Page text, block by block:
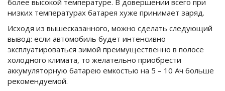
низких температурах батарея хуже принимает заряд.
Исходя из вышесказанного, можно сделать следующий
вывод: если автомобиль будет интенсивно
эксплуатироваться зимой преимущественно в полосе
холодного климата, то желательно приобрести
аккумуляторную батарею емкостью на 5 – 10 Ач больше
рекомендуемой.